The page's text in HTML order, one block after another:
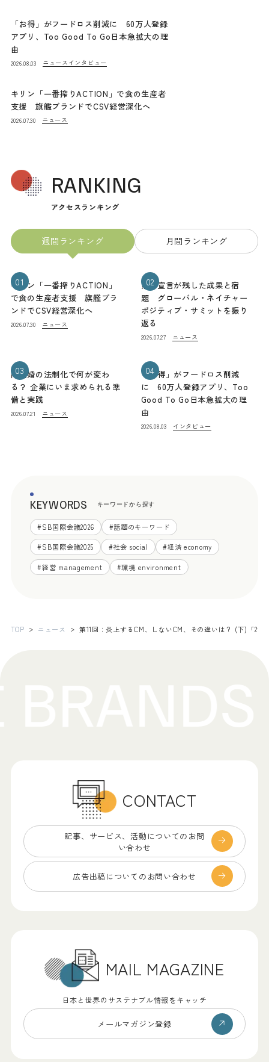
「お得」がフードロス削減に 60万人登録
アプリ、Too Good To Go日本急拡大の理
由
2026.08.03 ニュース インタビュー
キリン「一番搾りACTION」で食の生産者
支援 旗艦ブランドでCSV経営深化へ
2026.07.30 ニュース
RANKING
アクセスランキング
週間ランキング 月間ランキング
01
キリン「一番搾りACTION」
で食の生産者支援 旗艦ブラ
ンドでCSV経営深化へ
2026.07.30 ニュース
02
熊本宣言が残した成果と宿
題 グローバル・ネイチャー
ポジティブ・サミットを振り
返る
2026.07.27 ニュース
03
同性婚の法制化で何が変わ
る？ 企業にいま求められる準
備と実践
2026.07.21 ニュース
04
「お得」がフードロス削減
に 60万人登録アプリ、Too
Good To Go日本急拡大の理
由
2026.08.03 インタビュー
KEYWORDS キーワードから探す
#SB国際会議2026 #話題のキーワード
#SB国際会議2025 #社会 social #経済 economy
#経営 management #環境 environment
TOP ニュース 第11回：炎上するCM、しないCM、その違いは？ (下)「2つ
CONTACT
記事、サービス、 活動についてのお問
い合わせ
広告出稿についての お問い合わせ
MAIL MAGAZINE
日本と世界のサステナブル情報をキャッチ
メールマガジン登録